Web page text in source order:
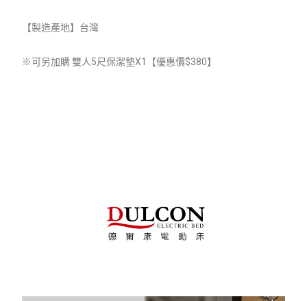
【製造產地】 台灣
※可另加購 雙人5尺保潔墊X1 【優惠價$380】